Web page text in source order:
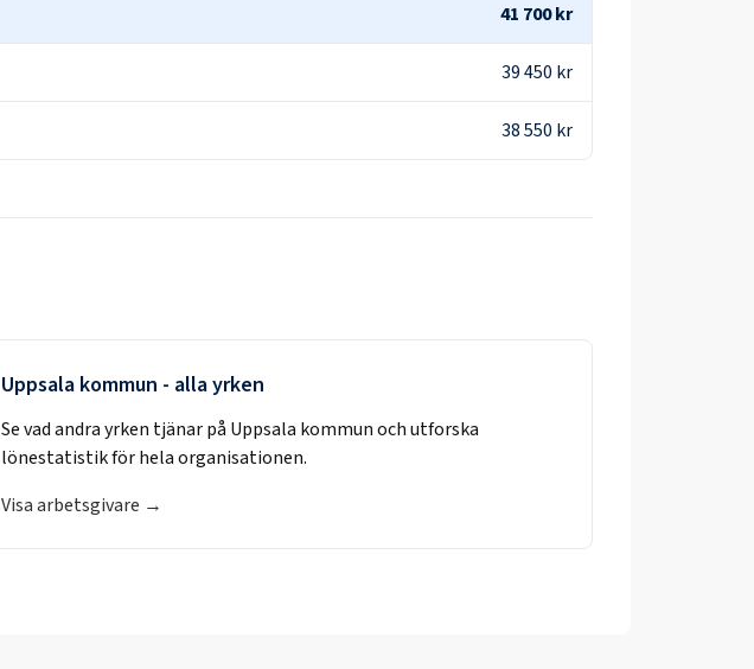
41 700 kr
39 450 kr
38 550 kr
Uppsala kommun - alla yrken
Se vad andra yrken tjänar på Uppsala kommunoch utforska
lönestatistik för hela organisationen.
Visa arbetsgivare →